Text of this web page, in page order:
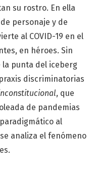
su rostro. En ella
personaje y de
al COVID-19 en el
en héroes. Sin
la punta del iceberg
discriminatorias
, que
de pandemias
al
analiza el fenómeno